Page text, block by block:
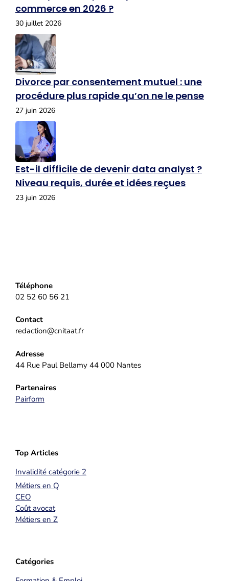
commerce en 2026 ?
30 juillet 2026
Divorce par consentement mutuel : une
procédure plus rapide qu’on ne le pense
27 juin 2026
Est-il difficile de devenir data analyst ?
Niveau requis, durée et idées reçues
23 juin 2026
Téléphone
02 52 60 56 21
Contact
redaction@cnitaat.fr
Adresse
44 Rue Paul Bellamy 44 000 Nantes
Partenaires
Pairform
Top Articles
Invalidité catégorie 2
Métiers en Q
CEO
Coût avocat
Métiers en Z
Catégories